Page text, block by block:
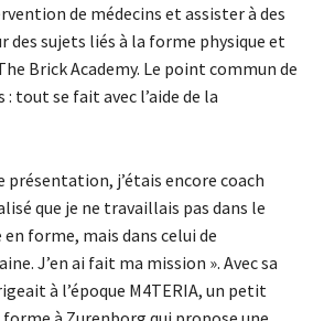
de médecins et assister à des
des sujets liés à la forme physique et
Brick Academy. Le point commun de
tout se fait avec l’aide de la
présentation, j’étais encore coach
que je ne travaillais pas dans le
forme, mais dans celui de
J’en ai fait ma mission ». Avec sa
à l’époque M4TERIA, un petit